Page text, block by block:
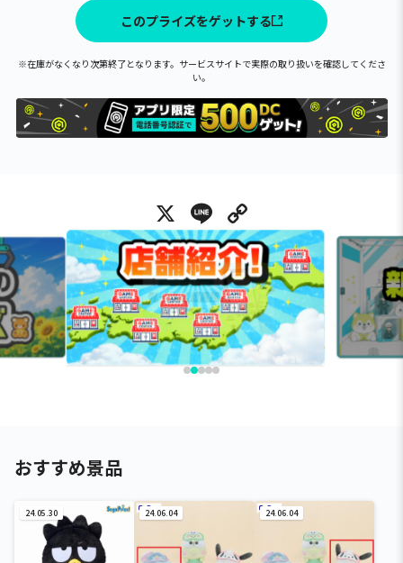
このプライズをゲットする
※在庫がなくなり次第終了となります。サービスサイトで実際の取り扱いを確認してくださ
い。
X Line
おすすめ景品
24.05.30 24.06.04 24.06.04